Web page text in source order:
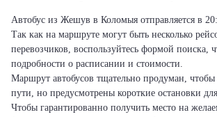
Автобус из Жешув в Коломыя отправляется в
Так как на маршруте могут быть несколько
перевозчиков, воспользуйтесь формой поиска,
подробности о расписании и стоимости.
Маршрут автобусов тщательно продуман, чтобы
пути, но предусмотрены короткие остановки
Чтобы гарантированно получить место на